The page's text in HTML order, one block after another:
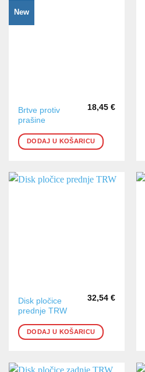
New
Brtve protiv
prašine
18,45 €
DODAJ U KOŠARICU
Disk pločice
prednje TRW
32,54 €
DODAJ U KOŠARICU